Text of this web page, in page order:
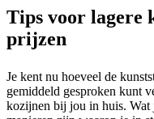
Tips voor lagere
prijzen
Je kent nu hoeveel de
gemiddeld gesproken kunt
kozijnen bij jou in huis. Wat